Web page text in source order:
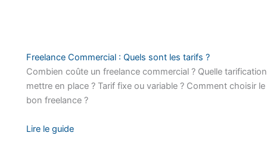
Freelance Commercial : Quels sont les tarifs ?
Combien coûte un freelance commercial ? Quelle tarification
mettre en place ? Tarif fixe ou variable ? Comment choisir le
bon freelance ?
Lire le guide